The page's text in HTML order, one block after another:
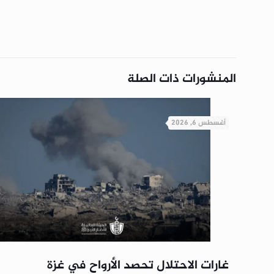
المنشورات ذات الصلة
أغسطس 6, 2026
غارات الاحتلال تحصد الأرواح في غزة